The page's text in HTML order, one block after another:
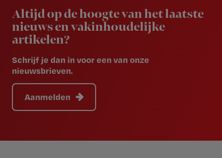
Altijd op de hoogte van het laatste
nieuws en vakinhoudelijke
artikelen?
Schrijf je dan in voor een van onze
nieuwsbrieven.
Aanmelden